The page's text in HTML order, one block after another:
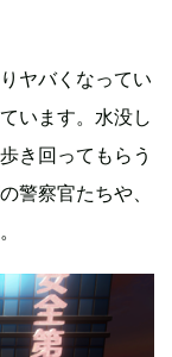
ヤバくなってい
います。水没し
き回ってもらう
警察官たちや、